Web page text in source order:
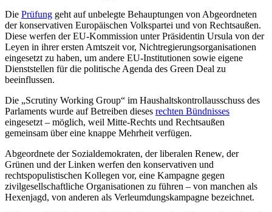
Die Prüfung geht auf unbelegte Behauptungen von Abgeordneten
der konservativen Europäischen Volkspartei und von Rechtsaußen.
Diese werfen der EU-Kommission unter Präsidentin Ursula von der
Leyen in ihrer ersten Amtszeit vor, Nichtregierungsorganisationen
eingesetzt zu haben, um andere EU-Institutionen sowie eigene
Dienststellen für die politische Agenda des Green Deal zu
beeinflussen.
Die „Scrutiny Working Group“ im Haushaltskontrollausschuss des
Parlaments wurde auf Betreiben dieses rechten Bündnisses
eingesetzt – möglich, weil Mitte-Rechts und Rechtsaußen
gemeinsam über eine knappe Mehrheit verfügen.
Abgeordnete der Sozialdemokraten, der liberalen Renew, der
Grünen und der Linken werfen den konservativen und
rechtspopulistischen Kollegen vor, eine Kampagne gegen
zivilgesellschaftliche Organisationen zu führen – von manchen als
Hexenjagd, von anderen als Verleumdungskampagne bezeichnet.